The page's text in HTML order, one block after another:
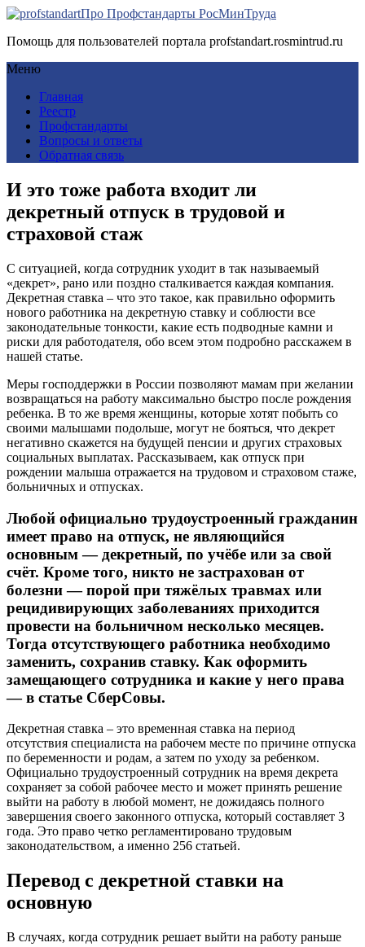
Про Профстандарты РосМинТруда
Помощь для пользователей портала profstandart.rosmintrud.ru
Меню
Главная
Реестр
Профстандарты
Вопросы и ответы
Обратная связь
И это тоже работа входит ли
декретный отпуск в трудовой и
страховой стаж
С ситуацией, когда сотрудник уходит в так называемый
«декрет», рано или поздно сталкивается каждая компания.
Декретная ставка – что это такое, как правильно оформить
нового работника на декретную ставку и соблюсти все
законодательные тонкости, какие есть подводные камни и
риски для работодателя, обо всем этом подробно расскажем в
нашей статье.
Меры господдержки в России позволяют мамам при желании
возвращаться на работу максимально быстро после рождения
ребенка. В то же время женщины, которые хотят побыть со
своими малышами подольше, могут не бояться, что декрет
негативно скажется на будущей пенсии и других страховых
социальных выплатах. Рассказываем, как отпуск при
рождении малыша отражается на трудовом и страховом стаже,
больничных и отпусках.
Любой официально трудоустроенный гражданин
имеет право на отпуск, не являющийся
основным — декретный, по учёбе или за свой
счёт. Кроме того, никто не застрахован от
болезни — порой при тяжёлых травмах или
рецидивирующих заболеваниях приходится
провести на больничном несколько месяцев.
Тогда отсутствующего работника необходимо
заменить, сохранив ставку. Как оформить
замещающего сотрудника и какие у него права
— в статье СберСовы.
Декретная ставка – это временная ставка на период
отсутствия специалиста на рабочем месте по причине отпуска
по беременности и родам, а затем по уходу за ребенком.
Официально трудоустроенный сотрудник на время декрета
сохраняет за собой рабочее место и может принять решение
выйти на работу в любой момент, не дожидаясь полного
завершения своего законного отпуска, который составляет 3
года. Это право четко регламентировано трудовым
законодательством, а именно 256 статьей.
Перевод с декретной ставки на
основную
В случаях, когда сотрудник решает выйти на работу раньше